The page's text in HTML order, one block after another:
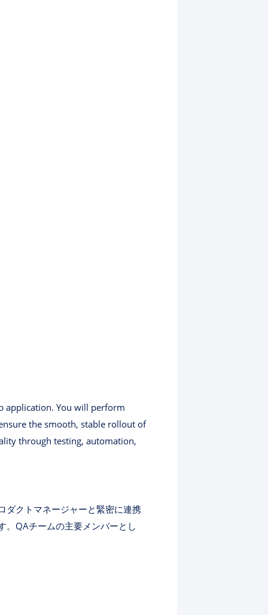
application. You will perform
the smooth, stable rollout of
through testing, automation,
ダクトマネージャーと緊密に連携
。QAチームの主要メンバーとし